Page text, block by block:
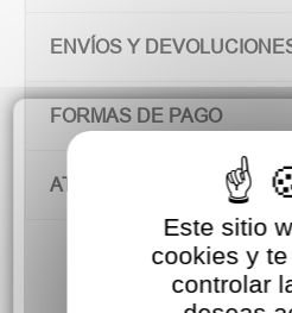
ENVÍOS Y
FORMAS DE PAGO
ATENCIÓN AL CLIENTE
Este sitio
cookies y
controlar